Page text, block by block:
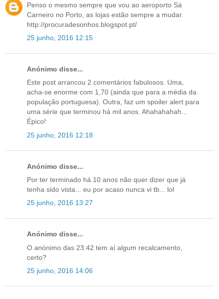
Penso o mesmo sempre que vou ao aeroporto Sá
Carneiro no Porto, as lojas estão sempre a mudar.
http://procuradesonhos.blogspot.pt/
25 junho, 2016 12:15
Anónimo disse...
Este post arrancou 2 comentários fabulosos. Uma,
acha-se enorme com 1,70 (ainda que para a média da
população portuguesa). Outra, faz um spoiler alert para
uma série que terminou há mil anos. Ahahahahah...
Épico!
25 junho, 2016 12:18
Anónimo disse...
Por ter terminado há 10 anos não quer dizer que já
tenha sido vista... eu por acaso nunca vi tb... lol
25 junho, 2016 13:27
Anónimo disse...
O anónimo das 23:42 tem aí algum recalcamento,
certo?
25 junho, 2016 14:06